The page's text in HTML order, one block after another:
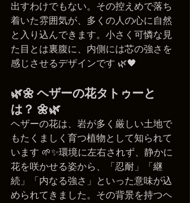
出すわけでもない。その控えめで落ち
着いた雰囲気が、多くの人の心に自然
と入り込んできます。小さく可憐な見
た目とは裏腹に、内側には芯の強さを
感じさせるデザインです 🌿🖤
🌿🌼 ヘザーの花タトゥーと
は？ 🌼🌿
ヘザーの花は、岩が多く厳しい土地で
もたくましく育つ植物として知られて
います 🌱✨環境に左右されず、静かに
花を咲かせる姿から、「忍耐」「継
続」「内なる強さ」といった意味が込
められてきました。その背景を持つヘ